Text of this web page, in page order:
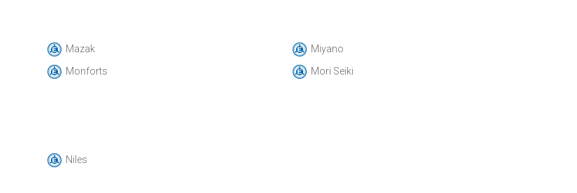
Mazak
Miyano
Monforts
Mori Seiki
Niles